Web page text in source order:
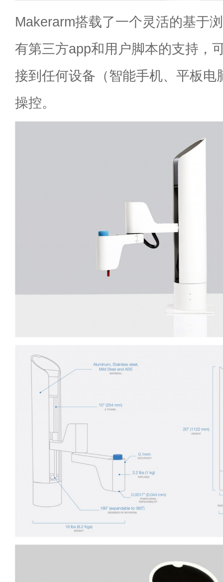
Makerarm搭载了一个灵活的基于
有第三方app和用户脚本的支持，
接到任何设备（智能手机、平板电
操控。